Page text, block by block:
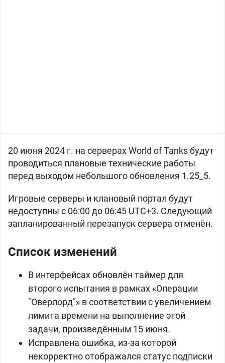
20 июня 2024 г. на серверах World of Tanks будут
проводиться плановые технические работы
перед выходом небольшого обновления 1.25_5.
Игровые серверы и клановый портал будут
недоступны с 06:00 до 06:45 UTC+3. Следующий
запланированный перезапуск сервера отменён.
Список изменений
В интерфейсах обновлён таймер для
второго испытания в рамках «Операции
"Оверлорд"» в соответствии с увеличением
лимита времени на выполнение этой
задачи, произведённым 15 июня.
Исправлена ошибка, из-за которой
некорректно отображался статус подписки